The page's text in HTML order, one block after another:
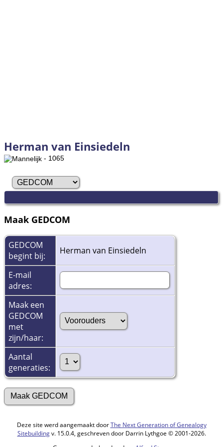
Herman van Einsiedeln
- 1065
Maak GEDCOM
GEDCOM
begint bij:
Herman van Einsiedeln
E-mail
adres:
Maak een
GEDCOM
met
zijn/haar:
Aantal
generaties:
Deze site werd aangemaakt doorThe Next Generation of Genealogy
Sitebuildingv. 15.0.4, geschreven door Darrin Lythgoe © 2001-2026.